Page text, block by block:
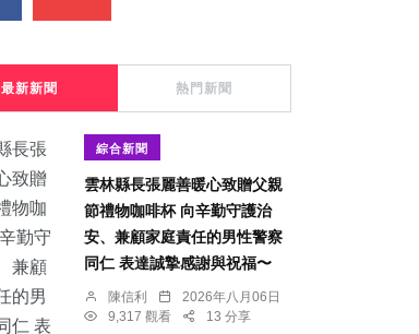
最新新聞 熱門新聞
綜合新聞
雲林縣長張麗善暖心致贈父親
節禮物咖啡杯 向辛勤守護治
安、兼顧家庭責任的男性警察
同仁 表達誠摯感謝與祝福〜
陳信利
2026年八月06日
9,317 觀看
13 分享